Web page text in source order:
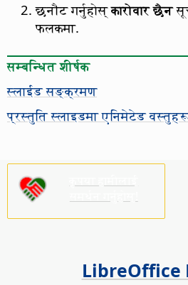
छनौट गर्नुहोस्कारोवार छैन
फलकमा.
सम्बन्धित शीर्षक
स्लाईड सङ्क्रमण
प्रस्तुति स्लाइडमा एनिमेटेड
LibreOffice